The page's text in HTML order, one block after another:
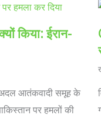
किया: ईरान-
आतंकवादी समूह के
पर हमलों की